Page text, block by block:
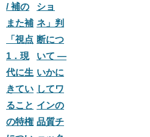
/ 補の
また補
「視点
1．現
代に生
きてい
ること
の特権
ショ
ネ」判
断につ
いて ―
いかに
してワ
インの
品質チ